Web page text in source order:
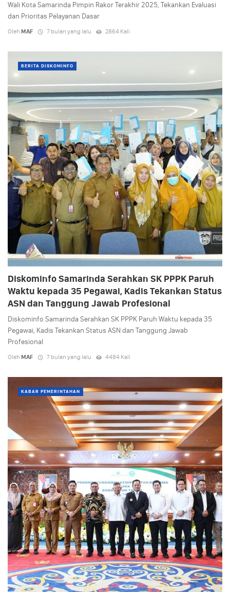
Wali Kota Samarinda Pimpin Rakor Terakhir 2025, Tekankan Evaluasi
dan Prioritas Pelayanan Dasar
Oleh MAF 7 bulan yang lalu 2864 Kali
BERITA DISKOMINFO
Diskominfo Samarinda Serahkan SK PPPK Paruh
Waktu kepada 35 Pegawai, Kadis Tekankan Status
ASN dan Tanggung Jawab Profesional
Diskominfo Samarinda Serahkan SK PPPK Paruh Waktu kepada 35
Pegawai, Kadis Tekankan Status ASN dan Tanggung Jawab
Profesional
Oleh MAF 7 bulan yang lalu 4484 Kali
KABAR PEMERINTAHAN